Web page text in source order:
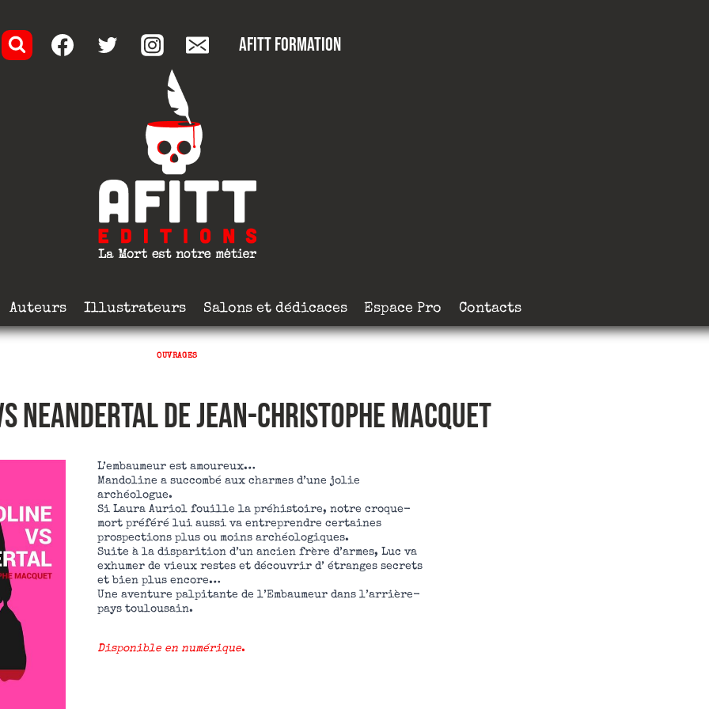
AFITT formation
Auteurs Illustrateurs Salons et dédicaces Espace Pro Contacts
OUVRAGES
NEANDERTAL de Jean-Christophe MACQUET
L’embaumeur est amoureux…
Mandoline a succombé aux charmes d’une jolie
archéologue.
Si Laura Auriol fouille la préhistoire, notre croque-
mort préféré lui aussi va entreprendre certaines
prospections plus ou moins archéologiques.
Suite à la disparition d’un ancien frère d’armes, Luc va
exhumer de vieux restes et découvrir d’ étranges secrets
et bien plus encore…
Une aventure palpitante de l’Embaumeur dans l’arrière-
pays toulousain.
Disponible en numérique.